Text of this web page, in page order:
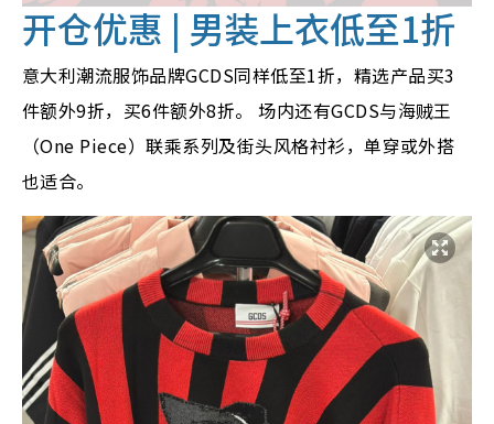
开仓优惠 | 男装上衣低至1折
意大利潮流服饰品牌GCDS同样低至1折，精选产品买3
件额外9折，买6件额外8折。 场内还有GCDS与海贼王
（One Piece）联乘系列及街头风格衬衫，单穿或外搭
也适合。